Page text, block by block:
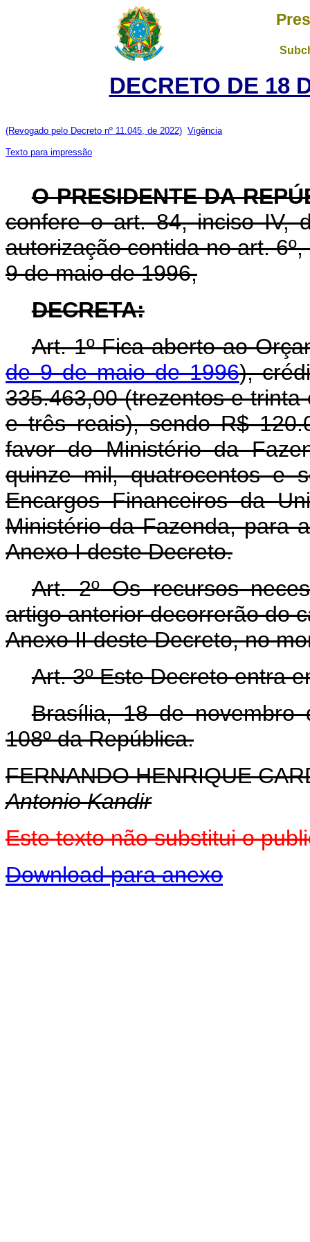
DECRETO DE 18
(Revogado pelo Decreto nº 11.045, de 2022) Vigência
Texto para impressão
O PRESIDENTE DA
confere o art. 84, inciso IV,
autorização contida no art.
9 de maio de 1996,
DECRETA:
Art. 1º Fica aberto ao
de 9 de maio de 1996),
335.463,00 (trezentos e
e três reais), sendo R$
favor do Ministério da
quinze mil, quatrocentos e
Encargos Financeiros da
Ministério da Fazenda, para
Anexo I deste Decreto.
Art. 2º Os recursos
artigo anterior decorrerão do
Anexo II deste Decreto, no
Art. 3º Este Decreto entra
Brasília, 18 de novembro
108º da República.
FERNANDO HENRIQUE
Antonio Kandir
Este texto não substitui o
Download para anexo